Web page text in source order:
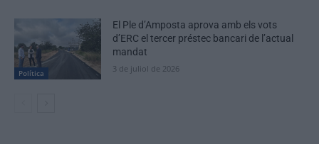
Política
El Ple d’Amposta aprova amb els vots
d’ERC el tercer préstec bancari de l’actual
mandat
3 de juliol de 2026